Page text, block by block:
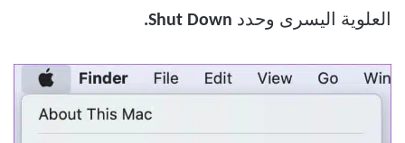
العلوية اليسرى وحدد Shut Down.